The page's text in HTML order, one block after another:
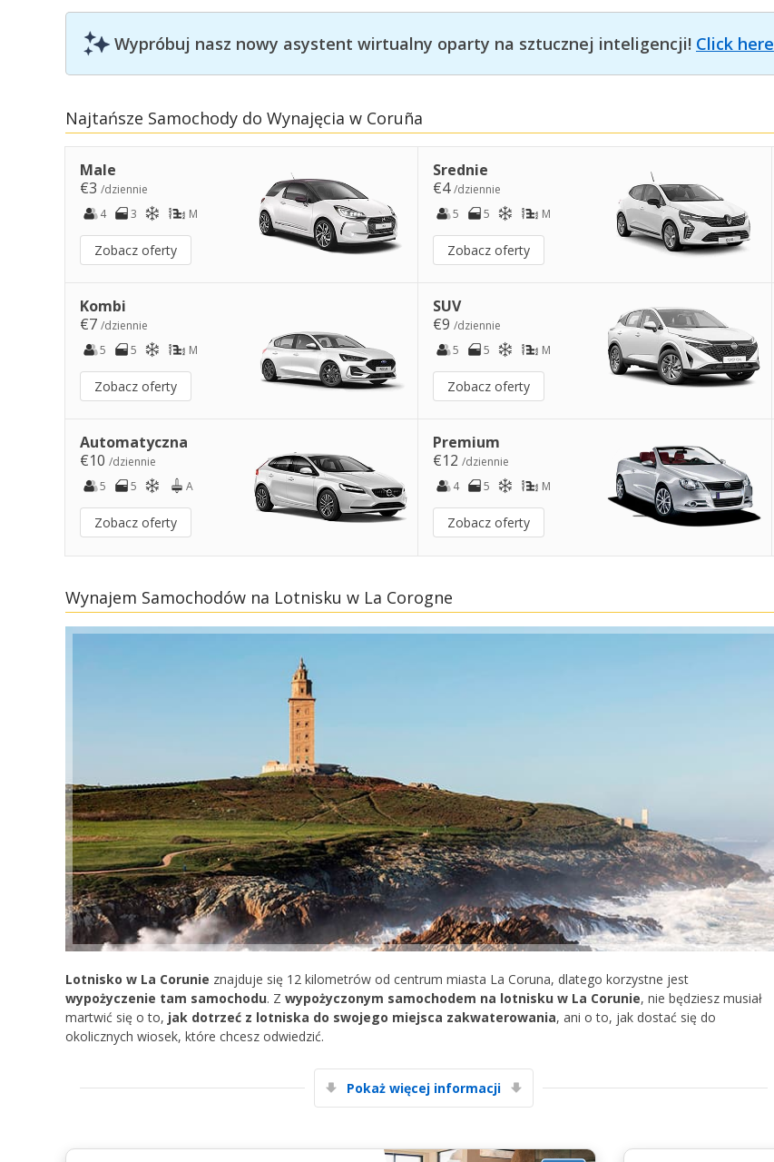
Wypróbuj nasz nowy asystent wirtualny oparty na sztucznej inteligencji! Click here
Najtańsze Samochody do Wynajęcia w Coruña
Male
€3 /dziennie
4
3 M
Zobacz oferty
Srednie
€4/dziennie
5
5 M
Zobacz oferty
Kombi
€7 /dziennie
5
5 M
Zobacz oferty
SUV
€9/dziennie
5
5 M
Zobacz oferty
Automatyczna
€10 /dziennie
5
5 A
Zobacz oferty
Premium
€12/dziennie
4
5 M
Zobacz oferty
Wynajem Samochodów na Lotnisku w La Corogne
Lotnisko w La Corunie znajduje się 12 kilometrów od centrum miasta La Coruna, dlatego korzystne jest
wypożyczenie tam samochodu. Z wypożyczonym samochodem na lotnisku w La Corunie, nie będziesz musiał
martwić się o to, jak dotrzeć z lotniska do swojego miejsca zakwaterowania, ani o to, jak dostać się do
okolicznych wiosek, które chcesz odwiedzić.
Pokaż więcej informacji